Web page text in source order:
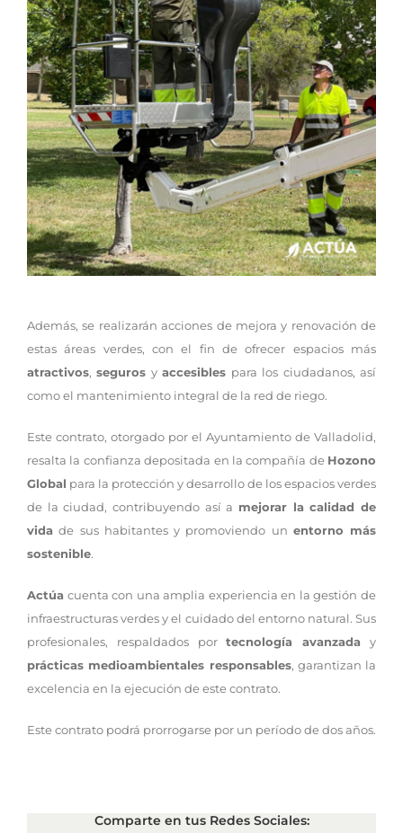
Además, se realizarán acciones de mejora y renovación de
estas áreas verdes, con el fin de ofrecer espacios más
atractivos,seguros yaccesibles para los ciudadanos, así
como el mantenimiento integral de la red de riego.
Este contrato, otorgado por el Ayuntamiento de Valladolid,
resalta la confianza depositada en la compañía de Hozono
Global para la protección y desarrollo de los espacios verdes
de la ciudad, contribuyendo así a mejorar la calidad de
vida de sus habitantes y promoviendo un entorno más
sostenible.
Actúa cuenta con una amplia experiencia en la gestión de
infraestructuras verdes y el cuidado del entorno natural. Sus
profesionales, respaldados portecnología avanzada y
prácticas medioambientales responsables, garantizan la
excelencia en la ejecución de este contrato.
Este contrato podrá prorrogarse por un período de dos años.
Comparte en tus Redes Sociales: